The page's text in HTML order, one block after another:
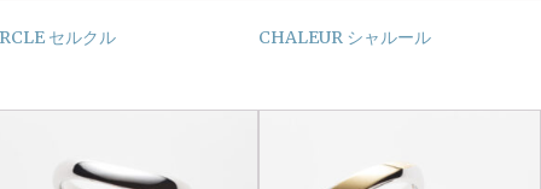
セルクル CHALEUR シャルール